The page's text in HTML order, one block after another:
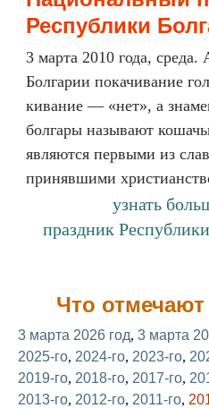
Республики
3 марта 2010 года,
Болгарии покачивание
кивание — «нет», а
болгары называют
являются первыми из
принявшими
узнать
праздник
Что отмечают
3 марта 2026 год, 3 марта
2025-го, 2024-го, 2023-го,
2019-го, 2018-го, 2017-го,
2013-го, 2012-го, 2011-го,